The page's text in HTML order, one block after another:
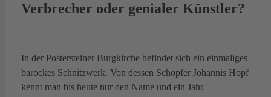
Verbrecher oder genialer Künstler?
In der Postersteiner Burgkirche befindet sich ein einmaliges
barockes Schnitzwerk. Von dessen Schöpfer Johannis Hopf
kennt man bis heute nur den Name und ein Jahr.